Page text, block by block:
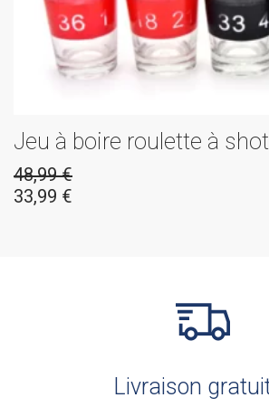
Jeu à boire roulette à
48,99€
33,99 €
Livraison